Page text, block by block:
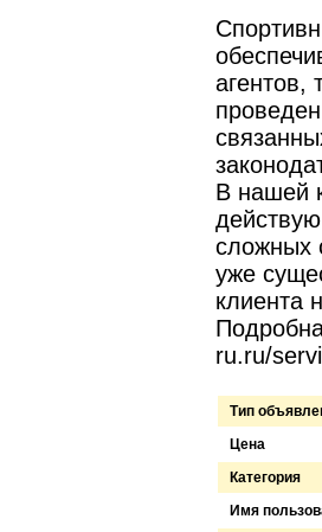
агентов,
В нашей
сложных
уже
клиента
ru.ru/
Тип
Цена
Категория
Имя